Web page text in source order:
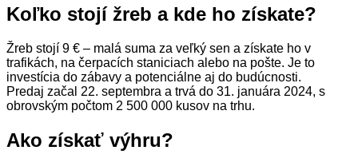
Koľko stojí žreb a kde ho získate?
Žreb stojí 9 € – malá suma za veľký sen a získate ho v
trafikách, na čerpacích staniciach alebo na pošte. Je to
investícia do zábavy a potenciálne aj do budúcnosti.
Predaj začal 22. septembra a trvá do 31. januára 2024, s
obrovským počtom 2 500 000 kusov na trhu.
Ako získať výhru?